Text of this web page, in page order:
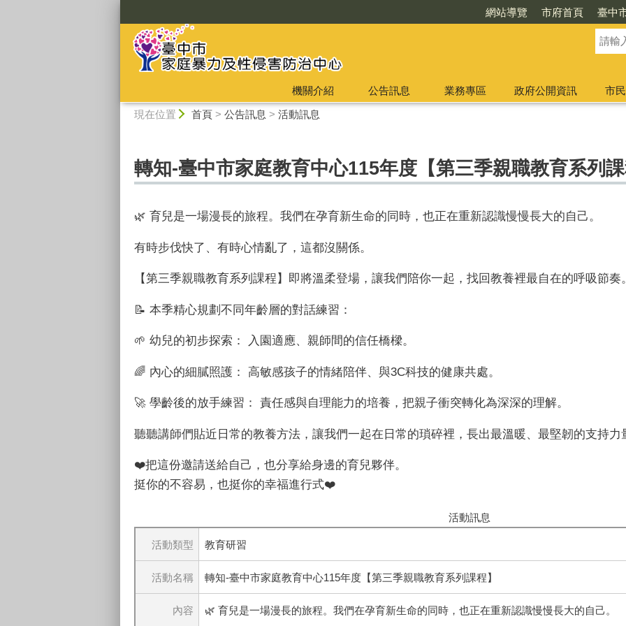
網站導覽 市府首頁 臺中
機關介紹 公告訊息 業務專區 政府公開資訊
市
現在位置 首頁> 公告訊息 > 活動訊息
轉知-臺中市家庭教育中心115年度【第三季親職教育系列
🌿 育兒是一場漫長的旅程。我們在孕育新生命的同時，也正在重新認識慢慢長大的自己。
有時步伐快了、有時心情亂了，這都沒關係。
【第三季親職教育系列課程】即將溫柔登場，讓我們陪你一起，找回教養裡最自在的呼吸節奏
📝 本季精心規劃不同年齡層的對話練習：
🌱 幼兒的初步探索： 入園適應、親師間的信任橋樑。
🌈 內心的細膩照護： 高敏感孩子的情緒陪伴、與3C科技的健康共處。
🚀 學齡後的放手練習： 責任感與自理能力的培養，把親子衝突轉化為深深的理解。
聽聽講師們貼近日常的教養方法，讓我們一起在日常的瑣碎裡，長出最溫暖、最堅韌的支持力
❤️把這份邀請送給自己，也分享給身邊的育兒夥伴。
挺你的不容易，也挺你的幸福進行式❤️
活動訊息
活動類型 教育研習
活動名稱 轉知-臺中市家庭教育中心115年度【第三季親職教育系列課程】
內容 🌿 育兒是一場漫長的旅程。我們在孕育新生命的同時，也正在重新認識慢慢長大的自己。